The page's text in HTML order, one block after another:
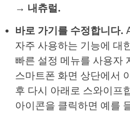
→ 내츄럴.
바로 가기를 수정합니다.
자주 사용하는 기능에 대
빠른 설정 메뉴를 사용자
스마트폰 화면 상단에서
후 다시 아래로 스와이프
아이콘을 클릭하면 예를